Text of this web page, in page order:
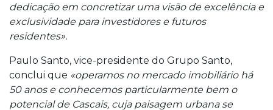
dedicação em concretizar uma visão de excelência e
exclusividade para investidores e futuros
residentes».
Paulo Santo, vice-presidente do Grupo Santo,
conclui que «operamos no mercado imobiliário há
50 anos e conhecemos particularmente bem o
potencial de Cascais, cuja paisagem urbana se